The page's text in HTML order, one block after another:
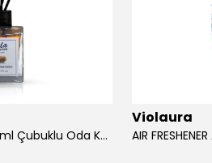
AFRICAN MANGO 120 ml Çubuklu Oda Kokusu
Violaura
AIR